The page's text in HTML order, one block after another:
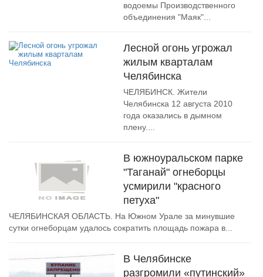
водоемы Производственного
объединения "Маяк"...
Лесной огонь угрожал
жилым кварталам
Челябинска
ЧЕЛЯБИНСК. Жители
Челябинска 12 августа 2010
года оказались в дымном
плену....
В южноуральском парке
"Таганай" огнеборцы
усмирили "красного
петуха"
ЧЕЛЯБИНСКАЯ ОБЛАСТЬ. На Южном Урале за минувшие
сутки огнеборцам удалось сократить площадь пожара в...
В Челябинске
разгромили «путинский»